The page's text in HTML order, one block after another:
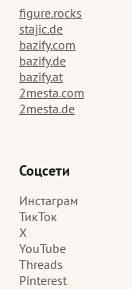
figure.rocks
stajic.de
bazify.com
bazify.de
bazify.at
2mesta.com
2mesta.de
Соцсети
Инстаграм
ТикТок
X
YouTube
Threads
Pinterest